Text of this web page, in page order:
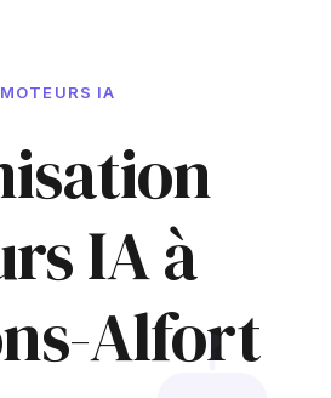
IA
IA à
Alfort